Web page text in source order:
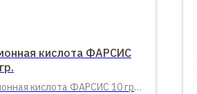
кислота ФАРСИС
кислота ФАРСИС 10 гр.